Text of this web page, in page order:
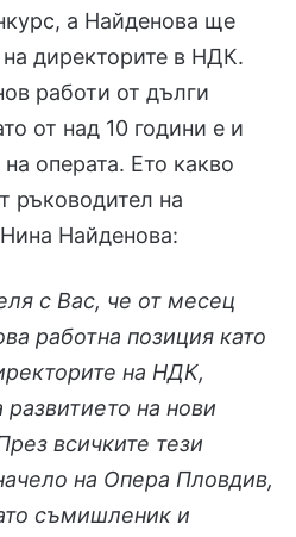
а Найденова ще
директорите в НДК.
работи от дълги
от над 10 години е и
операта. Ето какво
ръководител на
Найденова:
с Вас, че от месец
работна позиция като
на НДК,
на нови
всичките тези
на Опера Пловдив,
съмишленик и